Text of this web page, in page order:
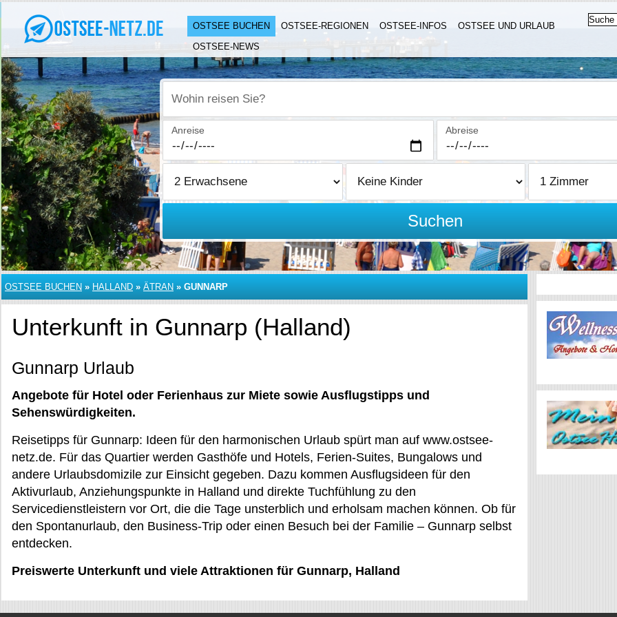
OSTSEE BUCHEN OSTSEE-REGIONEN OSTSEE-INFOS
OSTSEE UND URLAUB
OSTSEE-NEWS
Wohin reisen Sie?
Anreise Abreise
Suchen
OSTSEE BUCHEN » HALLAND » ÄTRAN » GUNNARP
Unterkunft in Gunnarp (Halland)
Gunnarp Urlaub
Angebote für Hotel oder Ferienhaus zur Miete sowie Ausflugstipps und
Sehenswürdigkeiten.
Reisetipps für Gunnarp: Ideen für den harmonischen Urlaub spürt man auf www.ostsee-
netz.de. Für das Quartier werden Gasthöfe und Hotels, Ferien-Suites, Bungalows und
andere Urlaubsdomizile zur Einsicht gegeben. Dazu kommen Ausflugsideen für den
Aktivurlaub, Anziehungspunkte in Halland und direkte Tuchfühlung zu den
Servicedienstleistern vor Ort, die die Tage unsterblich und erholsam machen können. Ob für
den Spontanurlaub, den Business-Trip oder einen Besuch bei der Familie – Gunnarp selbst
entdecken.
Preiswerte Unterkunft und viele Attraktionen für Gunnarp, Halland